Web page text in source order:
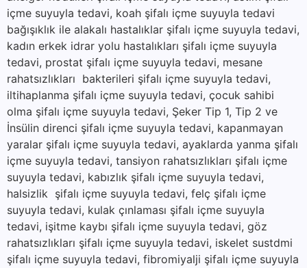
içme suyuyla tedavi, koah şifalı içme suyuyla tedavi
bağışıklık ile alakalı hastalıklar şifalı içme suyuyla tedavi,
kadın erkek idrar yolu hastalıkları şifalı içme suyuyla
tedavi, prostat şifalı içme suyuyla tedavi, mesane
rahatsızlıkları bakterileri şifalı içme suyuyla tedavi,
iltihaplanma şifalı içme suyuyla tedavi, çocuk sahibi
olma şifalı içme suyuyla tedavi, Şeker Tip 1, Tip 2 ve
İnsülin direnci şifalı içme suyuyla tedavi, kapanmayan
yaralar şifalı içme suyuyla tedavi, ayaklarda yanma şifalı
içme suyuyla tedavi, tansiyon rahatsızlıkları şifalı içme
suyuyla tedavi, kabızlık şifalı içme suyuyla tedavi,
halsizlik şifalı içme suyuyla tedavi, felç şifalı içme
suyuyla tedavi, kulak çınlaması şifalı içme suyuyla
tedavi, işitme kaybı şifalı içme suyuyla tedavi, göz
rahatsızlıkları şifalı içme suyuyla tedavi, iskelet sustdmi
şifalı içme suyuyla tedavi, fibromiyalji şifalı içme suyuyla